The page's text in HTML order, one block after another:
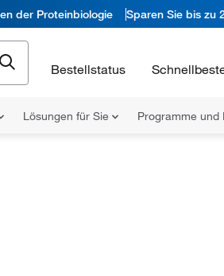
der Proteinbiologie Sparen Sie bis zu
Bestellstatus
Lösungen für Sie Programme und